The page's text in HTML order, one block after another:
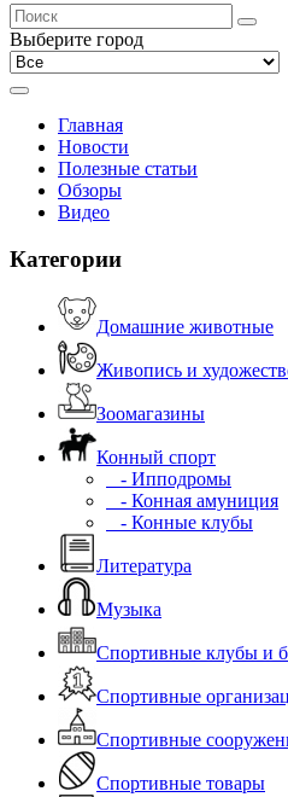
Выберите город
Главная
Новости
Полезные статьи
Обзоры
Видео
Категории
Домашние животные
Живопись и
Зоомагазины
Конный спорт
- Ипподромы
- Конная амуниция
- Конные клубы
Литература
Музыка
Спортивные клубы и
Спортивные
Спортивные
Спортивные товары